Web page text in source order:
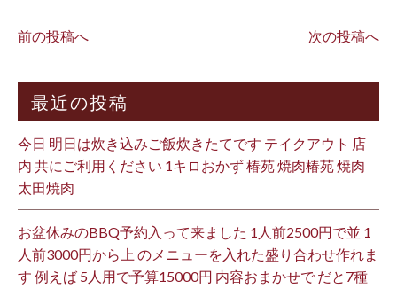
前の投稿へ 次の投稿へ
最近の投稿
今日 明日は炊き込みご飯炊きたてです テイクアウト 店
内 共にご利用ください 1キロおかず 椿苑 焼肉椿苑 焼肉
太田焼肉
お盆休みのBBQ予約入って来ました 1人前2500円で並 1
人前3000円から上 のメニューを入れた盛り合わせ作れま
す 例えば 5人用で予算15000円 内容おまかせで だと7種